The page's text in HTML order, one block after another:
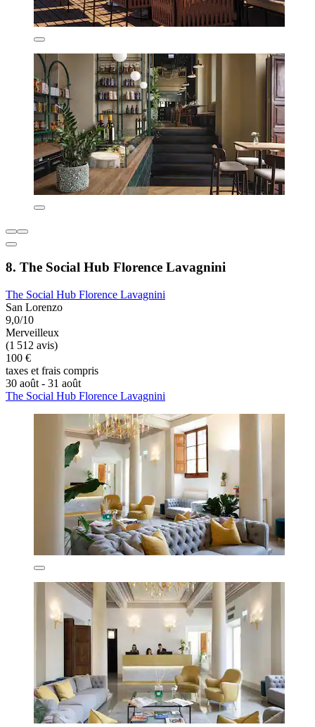
8. The Social Hub Florence Lavagnini
The Social Hub Florence Lavagnini
San Lorenzo
9,0/10
Merveilleux
(1 512 avis)
100 €
taxes et frais compris
30 août - 31 août
The Social Hub Florence Lavagnini